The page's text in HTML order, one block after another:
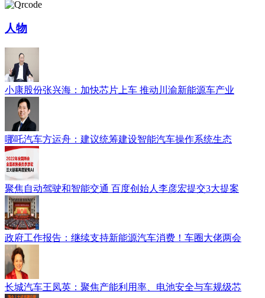
人物
小康股份张兴海：加快芯片上车 推动川渝新能源车产业
哪吒汽车方运舟：建议统筹建设智能汽车操作系统生态
聚焦自动驾驶和智能交通 百度创始人李彦宏提交3大提案
政府工作报告：继续支持新能源汽车消费！车圈大佬两会
长城汽车王凤英：聚焦产能利用率、电池安全与车规级芯